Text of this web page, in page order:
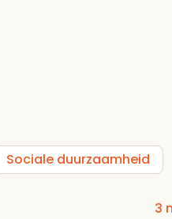
Sociale duurzaamheid
3